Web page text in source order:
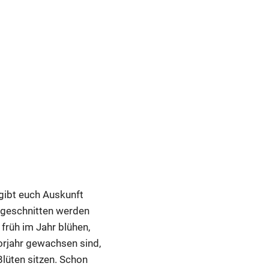
euch Auskunft
werden
im Jahr blühen,
gewachsen sind,
sitzen. Schon